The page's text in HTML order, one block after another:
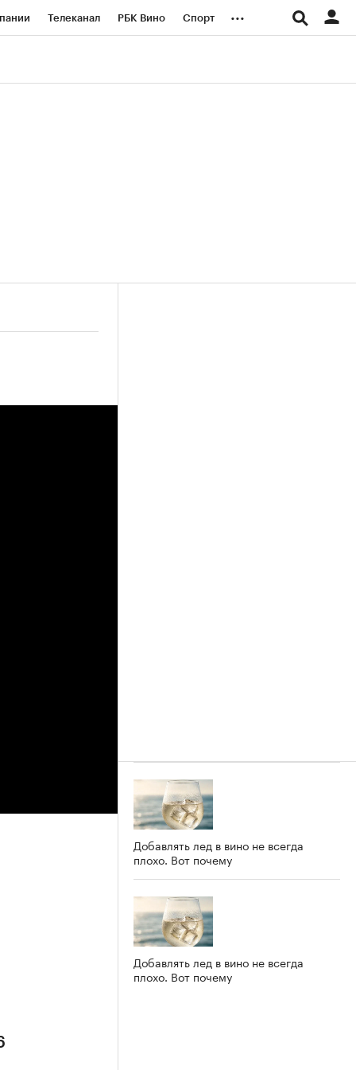
Телеканал РБК Вино Спорт ...
Добавлять лед в вино не всегда
плохо. Вот почему
Добавлять лед в вино не всегда
плохо. Вот почему